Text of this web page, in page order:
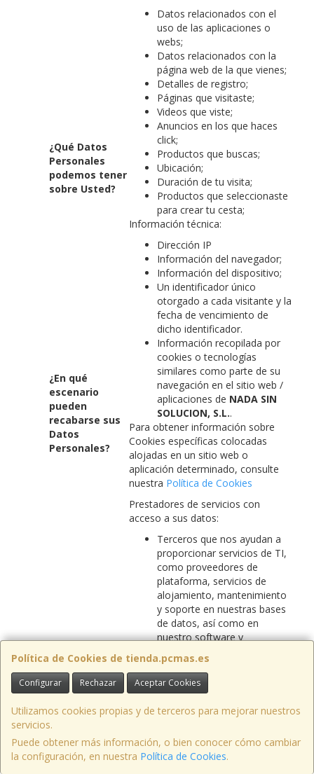
¿Qué Datos
Personales
podemos tener
sobre Usted?
Datos relacionados con el
uso de las aplicaciones o
webs;
Datos relacionados con la
página web de la que vienes;
Detalles de registro;
Páginas que visitaste;
Videos que viste;
Anuncios en los que haces
click;
Productos que buscas;
Ubicación;
Duración de tu visita;
Productos que seleccionaste
para crear tu cesta;
Información técnica:
Dirección IP
Información del navegador;
Información del dispositivo;
Un identificador único
otorgado a cada visitante y la
fecha de vencimiento de
dicho identificador.
¿En qué
escenario
pueden
recabarse sus
Datos
Personales?
Información recopilada por
cookies o tecnologías
similares como parte de su
navegación en el sitio web /
aplicaciones de NADA SIN
SOLUCION, S.L..
Para obtener información sobre
Cookies específicas colocadas
alojadas en un sitio web o
aplicación determinado, consulte
nuestra Política de Cookies
¿Quién/Quienes
pueden tener
acceso a sus
Datos
Prestadores de servicios con
acceso a sus datos:
Terceros que nos ayudan a
proporcionar servicios de TI,
como proveedores de
plataforma, servicios de
alojamiento, mantenimiento
y soporte en nuestras bases
de datos, así como en
nuestro software y
contener datos sobre usted;
Terceros que nos ayudan a
proporcionar servicios
digitales y de comercio
electrónico como escucha
social, localizador de tiendas,
programas de lealtad,
administración de
Política de Cookies de tienda.pcmas.es
Configurar Rechazar Aceptar Cookies
Utilizamos cookies propias y de terceros para mejorar nuestros
servicios.
Puede obtener más información, o bien conocer cómo cambiar
la configuración, en nuestra Política de Cookies.